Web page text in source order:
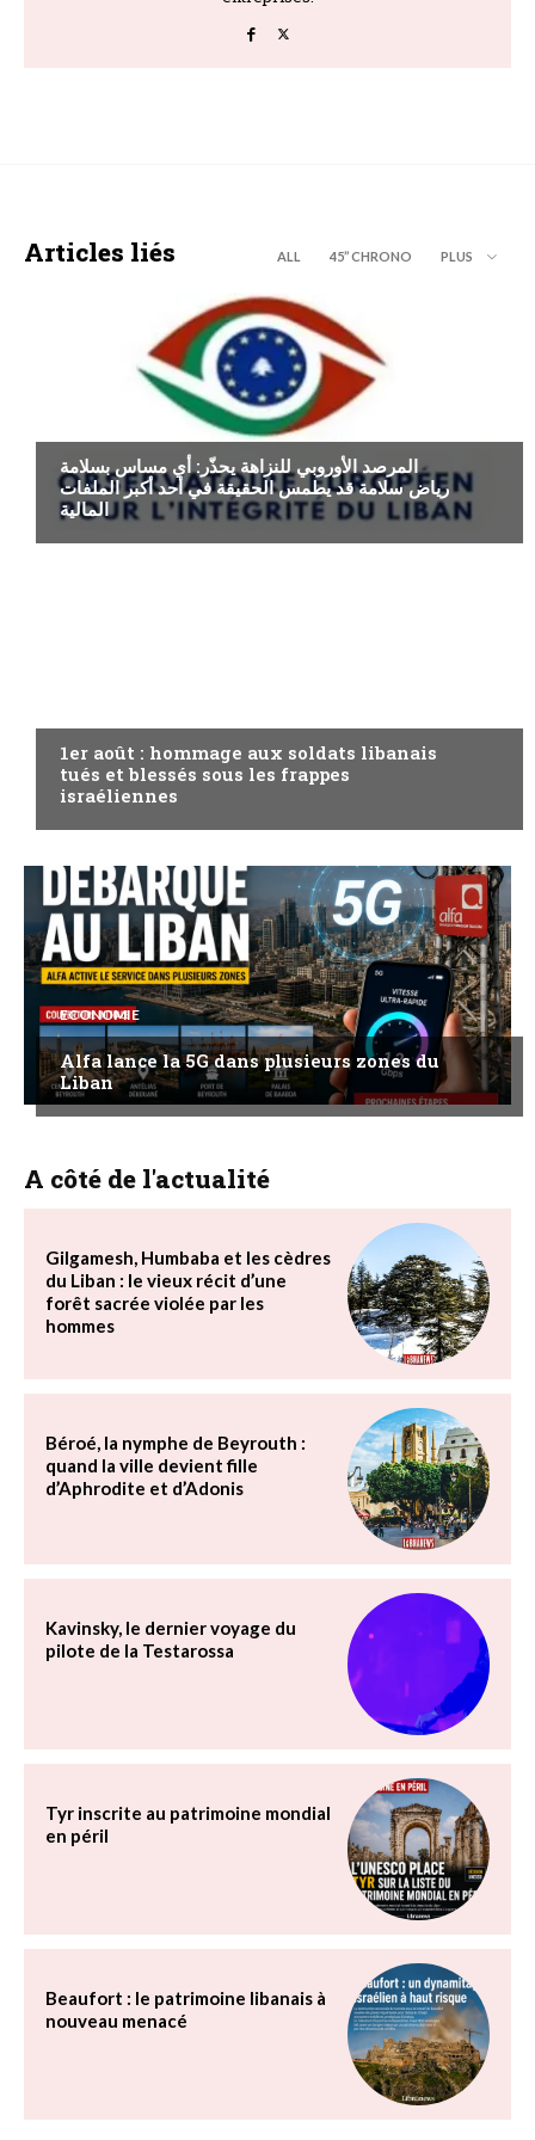
Articles liés ALL 45’’ CHRONO PLUS
المرصد الأوروبي للنزاهة يحذّر: أي مساس بسلامة
رياض سلامة قد يطمس الحقيقة في أحد أكبر الملفات
المالية
1er août : hommage aux soldats libanais
tués et blessés sous les frappes
israéliennes
ECONOMIE
Alfa lance la 5G dans plusieurs zones du
Liban
A côté de l'actualité
Gilgamesh, Humbaba et les cèdres
du Liban : le vieux récit d’une
forêt sacrée violée par les
hommes
Béroé, la nymphe de Beyrouth :
quand la ville devient fille
d’Aphrodite et d’Adonis
Kavinsky, le dernier voyage du
pilote de la Testarossa
Tyr inscrite au patrimoine mondial
en péril
Beaufort : le patrimoine libanais à
nouveau menacé